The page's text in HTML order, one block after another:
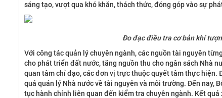
sáng tạo, vượt qua khó khăn, thách thức, đóng góp vào sự
Đo đạc điều tra cơ bản khí
Với công tác quản lý chuyên ngành, các nguồn tài nguyên
cho phát triển đất nước, tăng nguồn thu cho ngân sách Nhà
quan tâm chỉ đạo, các đơn vị trực thuộc quyết tâm thực hiện.
quả quản lý Nhà nước về tài nguyên và môi trường. Đến nay,
tục hành chính liên quan đến kiểm tra chuyên ngành. Kết
Xem thêm
Dự án vay vốn (Trạm xử lý nước thải tập
trung)
Xem thêm
SỰ